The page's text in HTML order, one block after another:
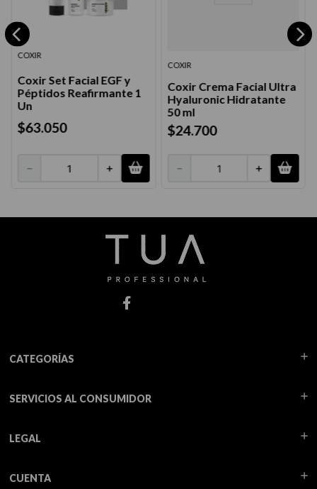
COXIR
Coxir Set Facial EGF y
Péptidos Reafirmante 1
Un
$63.050
＋
－
COXIR
Coxir Crema Facial Ultra
Hyaluronic Hidratante
50 ml
$24.700
＋
－
CATEGORÍAS
SERVICIOS AL CONSUMIDOR
LEGAL
CUENTA